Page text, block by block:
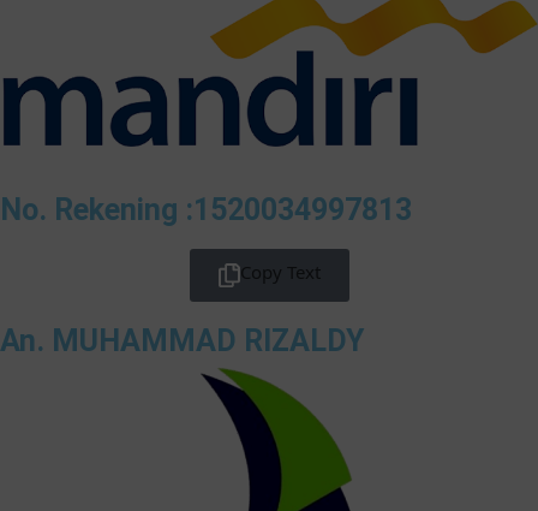
No. Rekening :1520034997813
Copy Text
An. MUHAMMAD RIZALDY